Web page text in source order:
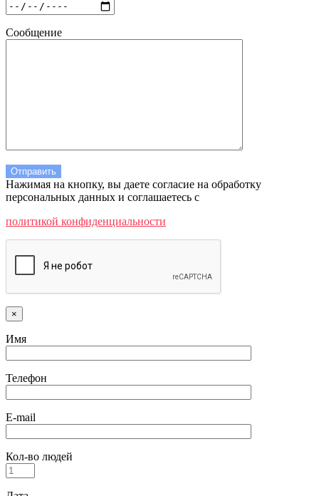
Сообщение
Нажимая на кнопку, вы даете согласие на обработку
персональных данных и соглашаетесь c
политикой конфиденциальности
×
Имя
Телефон
E-mail
Кол-во людей